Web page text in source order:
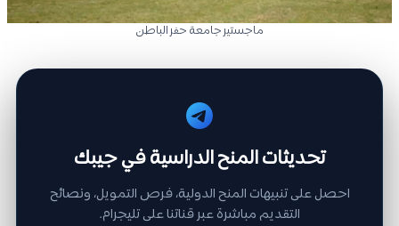
ماجستير جامعة حفر الباطن
تحديثات المنح الدراسية في جيبك
احصل على تنبيهات المنح الدولية، فرص التمويل، ونصائح
التقديم مباشرة عبر قناتنا على تليجرام.